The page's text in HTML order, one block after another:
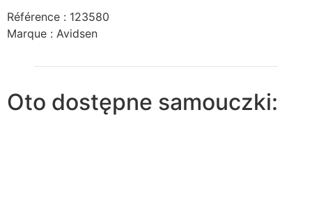
Référence : 123580
Marque : Avidsen
Oto dostępne samouczki: